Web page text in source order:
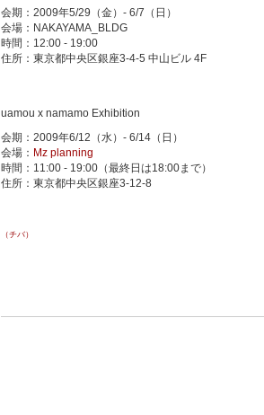
会期：2009年5/29（金）- 6/7（日）
会場：NAKAYAMA_BLDG
時間：12:00 - 19:00
住所：東京都中央区銀座3-4-5 中山ビル 4F
uamou x namamo Exhibition
会期：2009年6/12（水）- 6/14（日）
会場： Mz planning
時間：11:00 - 19:00（最終日は18:00まで）
住所：東京都中央区銀座3-12-8
（チバ）